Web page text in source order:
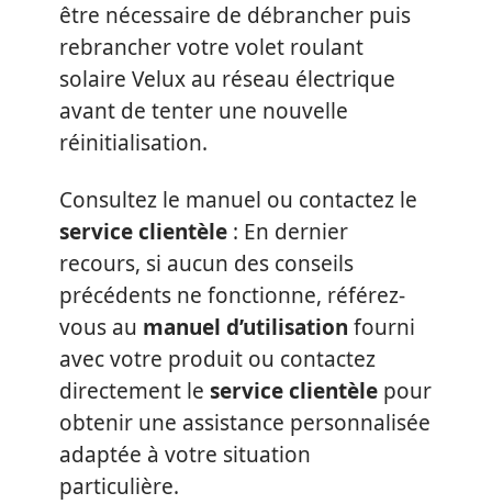
être nécessaire de débrancher puis
rebrancher votre volet roulant
solaire Velux au réseau électrique
avant de tenter une nouvelle
réinitialisation.
Consultez le manuel ou contactez le
service clientèle : En dernier
recours, si aucun des conseils
précédents ne fonctionne, référez-
vous au manuel d’utilisation fourni
avec votre produit ou contactez
directement le service clientèle pour
obtenir une assistance personnalisée
adaptée à votre situation
particulière.